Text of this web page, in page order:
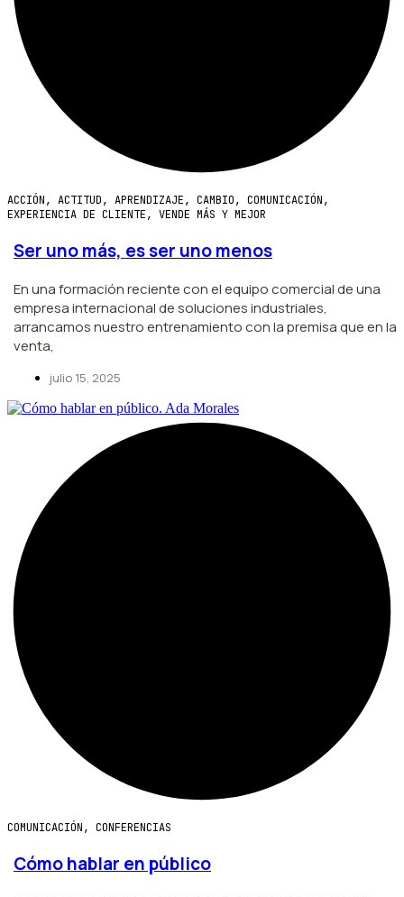
ACCIÓN, ACTITUD, APRENDIZAJE, CAMBIO, COMUNICACIÓN,
EXPERIENCIA DE CLIENTE, VENDE MÁS Y MEJOR
Ser uno más, es ser uno menos
En una formación reciente con el equipo comercial de una
empresa internacional de soluciones industriales,
arrancamos nuestro entrenamiento con la premisa que en la
venta,
julio 15, 2025
COMUNICACIÓN, CONFERENCIAS
Cómo hablar en público